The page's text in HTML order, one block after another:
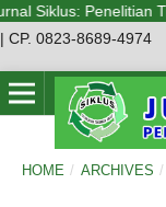
Siklus: Penelitian
| CP. 0823-8689-4974
HOME / ARCHIVES /